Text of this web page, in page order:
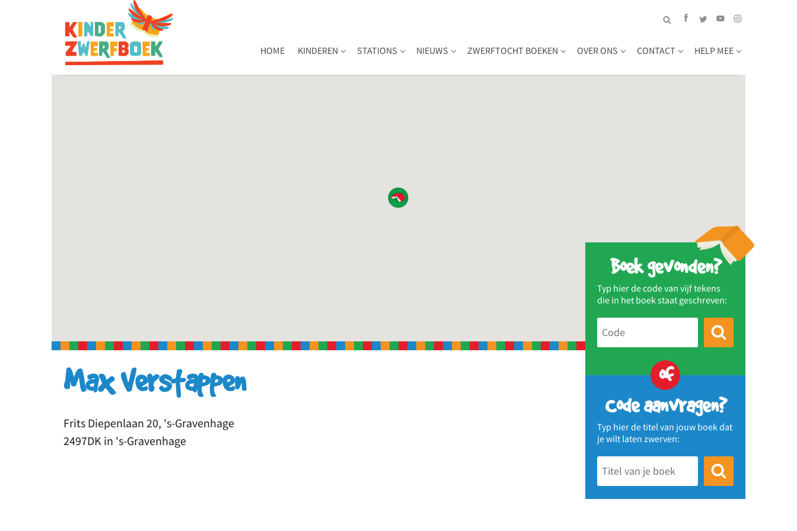
HOME KINDEREN STATIONS NIEUWS ZWERFTOCHT BOEKEN OVER ONS CONTACT HELP MEE
Boek gevonden?
Typ hier de code van vijf tekens
die in het boek staat geschreven:
of
Code aanvragen?
Typ hier de titel van jouw boek dat
je wilt laten zwerven:
Max Verstappen
Frits Diepenlaan 20, 's-Gravenhage
2497DK in 's-Gravenhage